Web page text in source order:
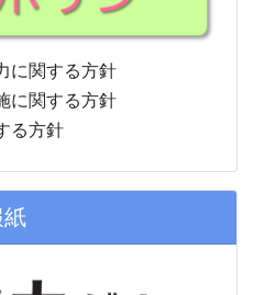
に関する方針
に関する方針
る方針